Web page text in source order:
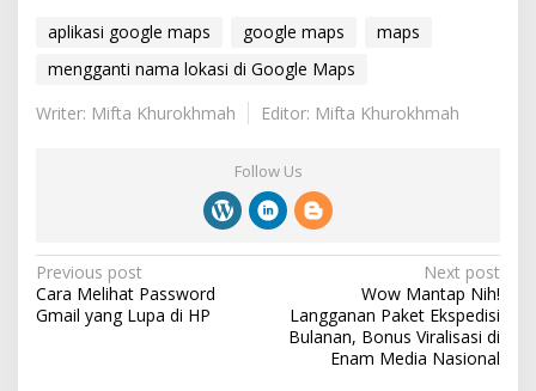
aplikasi google maps google maps
maps
mengganti nama lokasi di Google Maps
Writer: Mifta Khurokhmah
Editor: Mifta Khurokhmah
Follow Us
P
o
Previous post
Cara Melihat Password
Gmail yang Lupa di HP
Next post
Wow Mantap Nih!
Langganan Paket Ekspedisi
Bulanan, Bonus Viralisasi di
Enam Media Nasional